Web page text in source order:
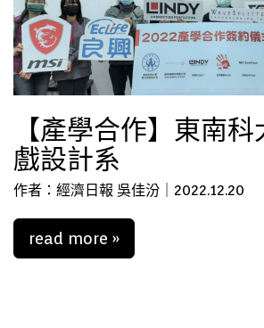
【產學合作】東南
戲設計系
作者：經濟日報 吳佳汾｜2022.12.20
read more »